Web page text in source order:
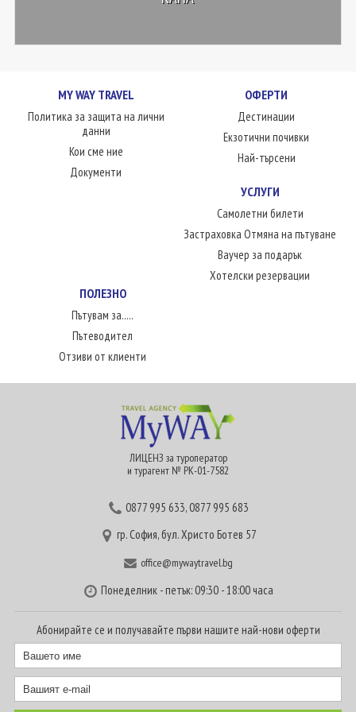
MY WAY TRAVEL
Политика за защита на лични
данни
Кои сме ние
Документи
ОФЕРТИ
Дестинации
Екзотични почивки
Най-търсени
УСЛУГИ
Самолетни билети
Застраховка Отмяна на пътуване
Ваучер за подарък
Хотелски резервации
ПОЛЕЗНО
Пътувам за.....
Пътеводител
Отзиви от клиенти
ЛИЦЕНЗ за туроператор
и турагент № РК-01-7582
0877 995 633,0877 995 683
гр. София, бул. Христо Ботев 57
office@mywaytravel.bg
Понеделник - петък: 09:30 - 18:00 часа
Абонирайте се и получавайте първи нашите най-нови оферти